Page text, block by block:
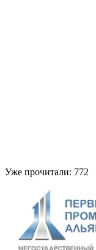
Уже прочитали: 772